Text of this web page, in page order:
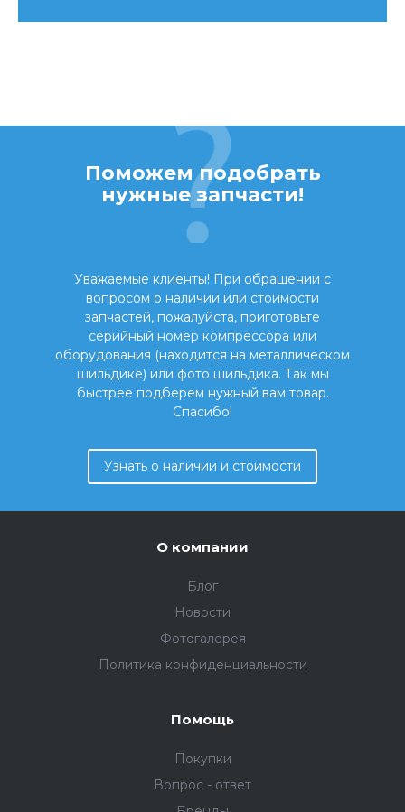
Поможем подобрать
нужные запчасти!
Уважаемые клиенты! При обращении с
вопросом о наличии или стоимости
запчастей, пожалуйста, приготовьте
серийный номер компрессора или
оборудования (находится на металлическом
шильдике) или фото шильдика. Так мы
быстрее подберем нужный вам товар.
Спасибо!
Узнать о наличии и стоимости
О компании
Блог
Новости
Фотогалерея
Политика конфиденциальности
Помощь
Покупки
Вопрос - ответ